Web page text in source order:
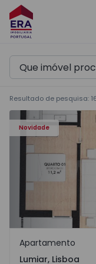
Resultado de pesquisa:
Novidade
Apartamento T2
Lumiar, Lisboa
Apartamento
Lumiar, Lisboa